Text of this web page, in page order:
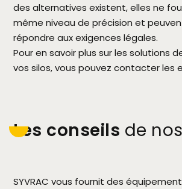
des alternatives existent, elles ne
même niveau de précision et
répondre aux exigences légales.
Pour en savoir plus sur les solutions
vos silos, vous pouvez contacter les
Les conseils de
SYVRAC vous fournit des